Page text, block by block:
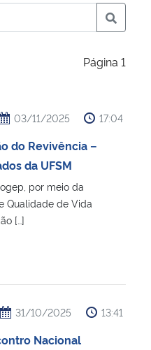
e Comunicações
Página 1
03/11/2025 17:04
do Revivência –
da UFSM
por meio da
Qualidade de Vida
[…]
31/10/2025 13:41
Nacional